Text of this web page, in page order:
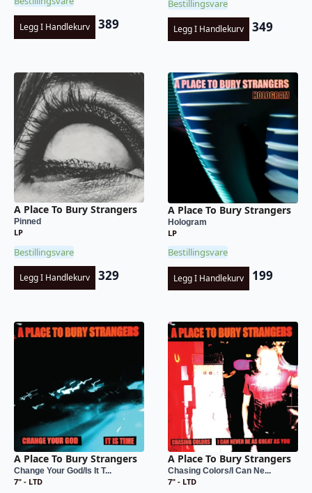
Legg I Handlekurv 389
Bestillingsvare
Legg I Handlekurv 349
A Place To Bury Strangers
Pinned
LP
Bestillingsvare
Legg I Handlekurv 329
A Place To Bury Strangers
Hologram
LP
Bestillingsvare
Legg I Handlekurv 199
A Place To Bury Strangers
Change Your God/Is It T...
7" - LTD
A Place To Bury Strangers
Chasing Colors/I Can Ne...
7" - LTD